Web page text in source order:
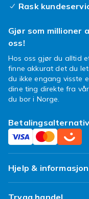
Rask
Gjør som millioner
oss!
Hos oss gjør du alltid
finne akkurat det du
du ikke engang visste
dine ting direkte fra
du bor i Norge.
Betalingsalternativ
Hjelp & informasjon
Ofte stilte spørsmål
Trygg handel